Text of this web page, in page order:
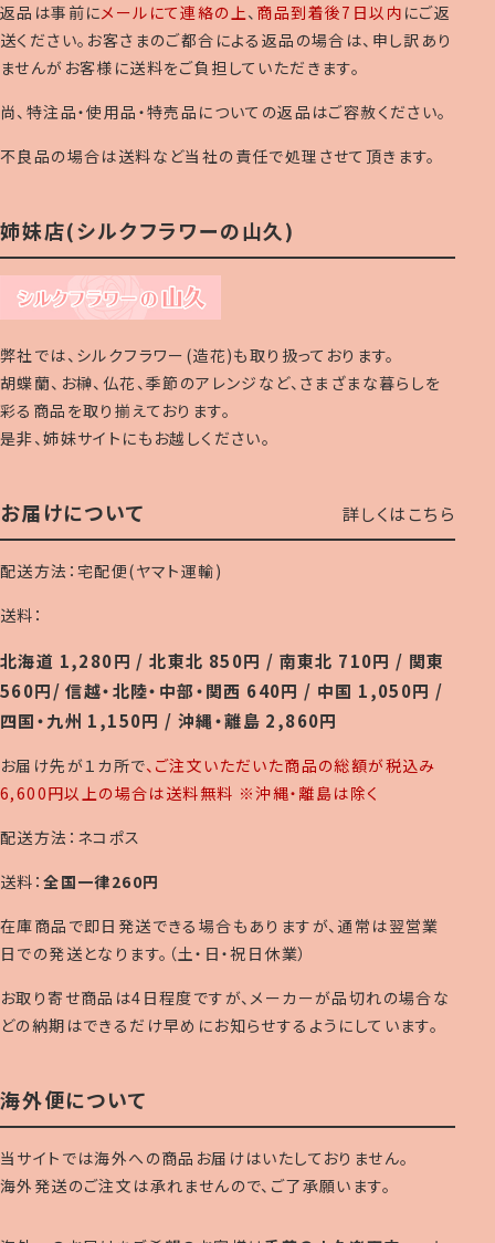
返品は事前にメールにて連絡の上、 商品到着後7日以内 にご返
送ください。お客さまのご都合による返品の場合は、申し訳あり
ませんがお客様に送料をご負担していただきます。
尚、特注品・使用品・特売品についての返品はご容赦ください。
不良品の場合は送料など当社の責任で処理させて頂きます。
姉妹店(シルクフラワーの山久)
弊社では、シルクフラワー(造花)も取り扱っております。
胡蝶蘭、お榊、仏花、季節のアレンジなど、さまざまな暮らしを
彩る商品を取り揃えております。
是非、姉妹サイトにもお越しください。
お届けについて 詳しくはこちら
配送方法：宅配便(ヤマト運輸)
送料：
北海道 1,280円 / 北東北 850円 / 南東北 710円 / 関東
560円/ 信越・北陸・中部・関西 640円 / 中国 1,050円 /
四国・九州 1,150円 / 沖縄・離島 2,860円
お届け先が１カ所で、ご注文いただいた商品の総額が税込み
6,600円以上の場合は送料無料 ※沖縄・離島は除く
配送方法：ネコポス
送料：全国一律260円
在庫商品で即日発送できる場合もありますが、通常は翌営業
日での発送となります。（土・日・祝日休業）
お取り寄せ商品は4日程度ですが、メーカーが品切れの場合な
どの納期はできるだけ早めにお知らせするようにしています。
海外便について
当サイトでは海外への商品お届けはいたしておりません。
海外発送のご注文は承れませんので、ご了承願います。